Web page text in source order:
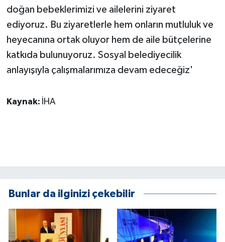
doğan bebeklerimizi ve ailelerini ziyaret
ediyoruz. Bu ziyaretlerle hem onların mutluluk ve
heyecanına ortak oluyor hem de aile bütçelerine
katkıda bulunuyoruz. Sosyal belediyecilik
anlayışıyla çalışmalarımıza devam edeceğiz'
Kaynak: İHA
Bunlar da ilginizi çekebilir
Sağlık
SİYASET
SPOR HABERLERİ
Yerel Haberler